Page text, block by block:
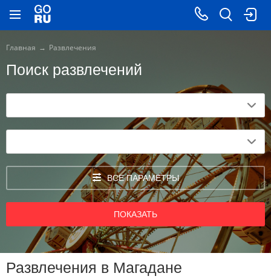
Главная Развлечения
Поиск развлечений
ВСЕ ПАРАМЕТРЫ
ПОКАЗАТЬ
Развлечения в Магадане